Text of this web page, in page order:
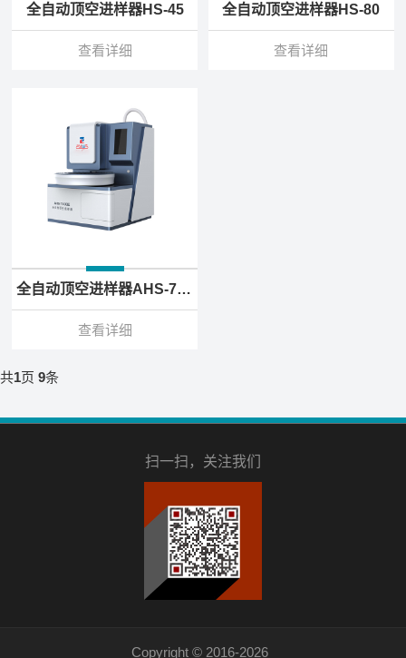
全自动顶空进样器HS-45
查看详细
全自动顶空进样器HS-80
查看详细
全自动顶空进样器AHS-7900E
查看详细
共1页 9条
扫一扫，关注我们
Copyright © 2016-2026